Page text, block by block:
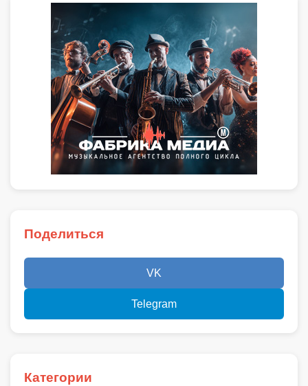
Поделиться
VK
Telegram
Категории